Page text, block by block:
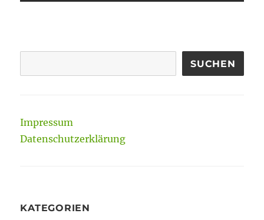
SUCHEN
Impressum
Datenschutzerklärung
KATEGORIEN